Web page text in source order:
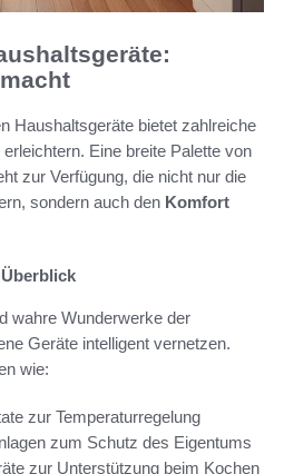
Haushaltsgeräte bietet zahlreiche
Eine breite Palette von
zur Verfügung, die nicht nur die
sondern auch den Komfort
wahre Wunderwerke der
Geräte intelligent vernetzen.
wie:
zur Temperaturregelung
zum Schutz des Eigentums
zur Unterstützung beim Kochen